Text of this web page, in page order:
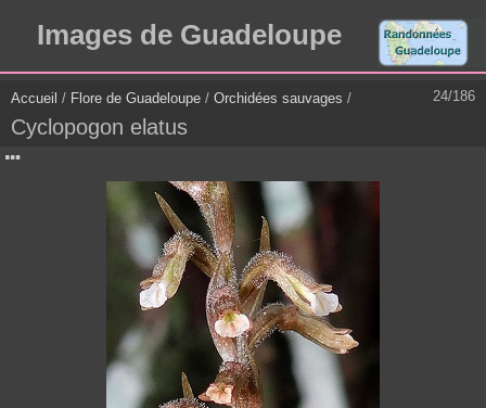
Images de Guadeloupe
24/186
Accueil / Flore de Guadeloupe / Orchidées sauvages /
Cyclopogon elatus